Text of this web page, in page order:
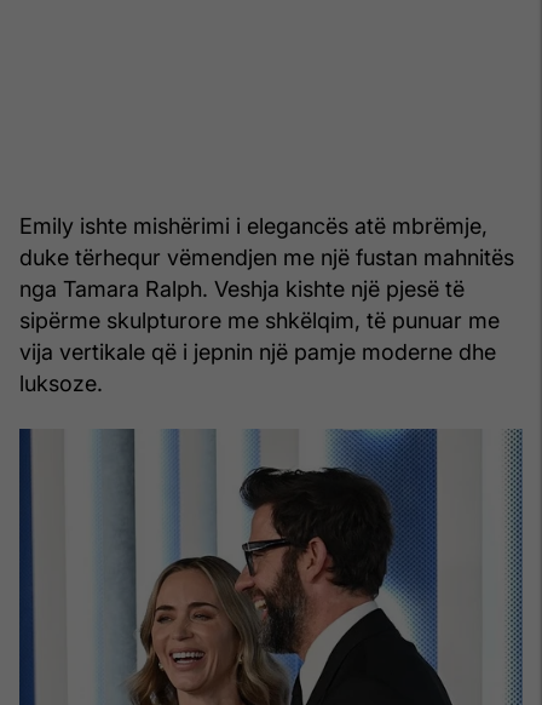
Emily ishte mishërimi i elegancës atë mbrëmje,
duke tërhequr vëmendjen me një fustan mahnitës
nga Tamara Ralph. Veshja kishte një pjesë të
sipërme skulpturore me shkëlqim, të punuar me
vija vertikale që i jepnin një pamje moderne dhe
luksoze.